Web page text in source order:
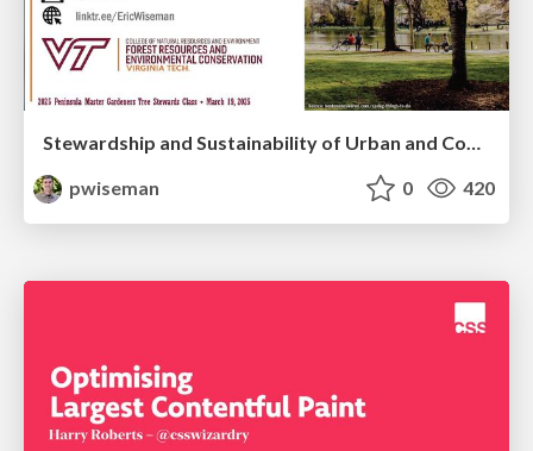
Stewardship and Sustainability of Urban and Community Forests
pwiseman
0 420